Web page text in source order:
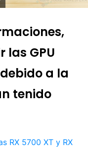
las GPU
a la
tenido
RX 5700 XT y RX